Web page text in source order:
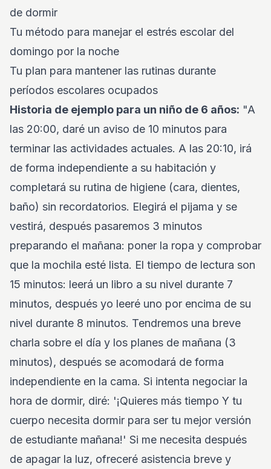
de dormir
Tu método para manejar el estrés escolar del
domingo por la noche
Tu plan para mantener las rutinas durante
períodos escolares ocupados
Historia de ejemplo para un niño de 6 años: "A
las 20:00, daré un aviso de 10 minutos para
terminar las actividades actuales. A las 20:10, irá
de forma independiente a su habitación y
completará su rutina de higiene (cara, dientes,
baño) sin recordatorios. Elegirá el pijama y se
vestirá, después pasaremos 3 minutos
preparando el mañana: poner la ropa y comprobar
que la mochila esté lista. El tiempo de lectura son
15 minutos: leerá un libro a su nivel durante 7
minutos, después yo leeré uno por encima de su
nivel durante 8 minutos. Tendremos una breve
charla sobre el día y los planes de mañana (3
minutos), después se acomodará de forma
independiente en la cama. Si intenta negociar la
hora de dormir, diré: '¡Quieres más tiempo Y tu
cuerpo necesita dormir para ser tu mejor versión
de estudiante mañana!' Si me necesita después
de apagar la luz, ofreceré asistencia breve y